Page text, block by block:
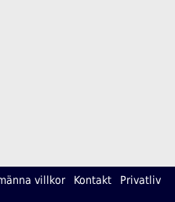
villkor Kontakt Privatliv